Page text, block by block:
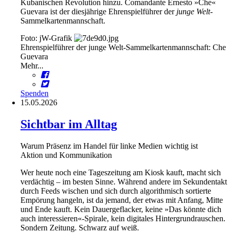
Kubanischen Revolution hinzu. Comandante Ernesto »Che«
Guevara ist der diesjährige Ehrenspielführer der junge Welt-
Sammelkartenmannschaft.
Foto: jW-Grafik
Ehrenspielführer der junge Welt-Sammelkartenmannschaft: Che
Guevara
Mehr...
Spenden
15.05.2026
Sichtbar im Alltag
Warum Präsenz im Handel für linke Medien wichtig ist
Aktion und Kommunikation
Wer heute noch eine Tageszeitung am Kiosk kauft, macht sich
verdächtig – im besten Sinne. Während andere im Sekundentakt
durch Feeds wischen und sich durch algorithmisch sortierte
Empörung hangeln, ist da jemand, der etwas mit Anfang, Mitte
und Ende kauft. Kein Dauergeflacker, keine »Das könnte dich
auch interessieren«-Spirale, kein digitales Hintergrundrauschen.
Sondern Zeitung. Schwarz auf weiß.